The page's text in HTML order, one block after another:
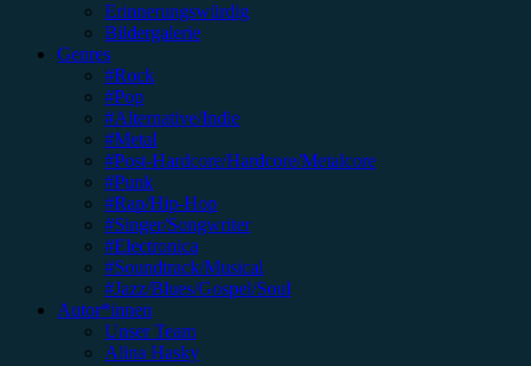
Erinnerungswürdig
Bildergalerie
Genres
#Rock
#Pop
#Alternative/Indie
#Metal
#Post-Hardcore/Hardcore/Metalcore
#Punk
#Rap/Hip-Hop
#Singer/Songwriter
#Electronica
#Soundtrack/Musical
#Jazz/Blues/Gospel/Soul
Autor*innen
Unser Team
Alina Hasky